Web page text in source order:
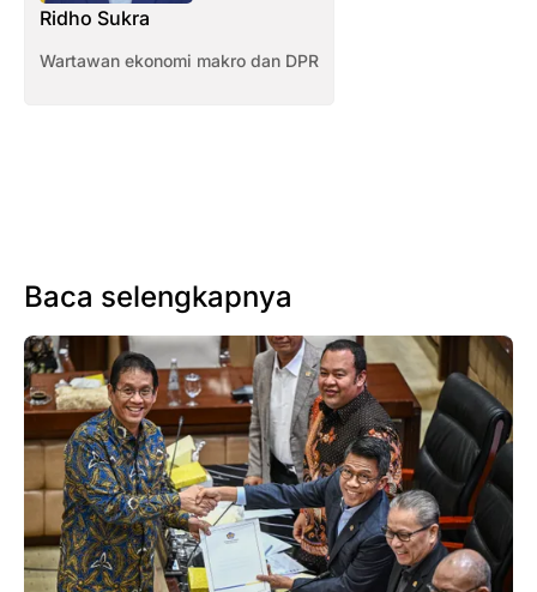
Ridho Sukra
Wartawan ekonomi makro dan DPR
Baca selengkapnya